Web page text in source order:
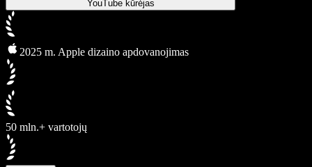
YouTube kūrėjas
2025 m. Apple dizaino apdovanojimas
50 mln.+ vartotojų